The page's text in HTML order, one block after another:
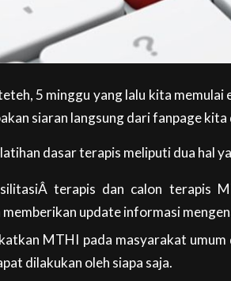
5 minggu yang lalu kita
siaran langsung dari fanpage
dasar terapis meliputi dua hal
terapis dan calon terapis
memberikan update informasi
MTHI pada masyarakat
dilakukan oleh siapa saja.